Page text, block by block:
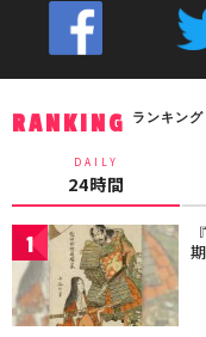
RANKING ランキング
DAILY
24時間
1